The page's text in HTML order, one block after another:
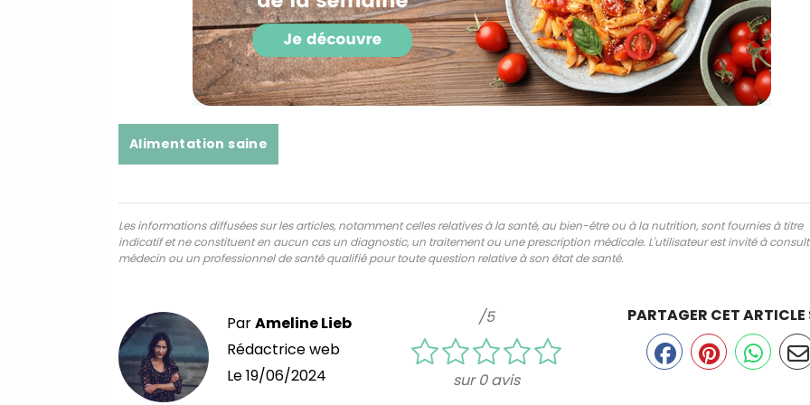
Alimentation saine
Les informations diffusées sur les articles, notamment celles relatives à la santé, au bien-être ou à la nutrition, sont fournies à titre
indicatif et ne constituent en aucun cas un diagnostic, un traitement ou une prescription médicale. L'utilisateur est invité à
médecin ou un professionnel de santé qualifié pour toute question relative à son état de santé.
ParAmeline Lieb
Rédactrice web
Le19/06/2024
/5
sur 0 avis
PARTAGER CET ARTICLE